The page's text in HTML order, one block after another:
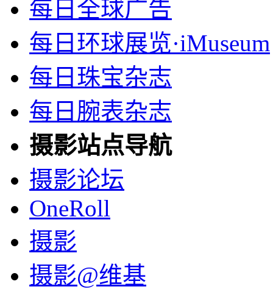
每日全球广告
每日环球展览·iMuseum
每日珠宝杂志
每日腕表杂志
摄影站点导航
摄影论坛
OneRoll
摄影
摄影@维基